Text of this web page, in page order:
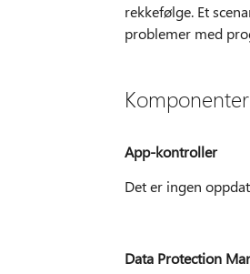
rekkefølge. Et
problemer med
App-kontroller
Det er ingen
Data Protection